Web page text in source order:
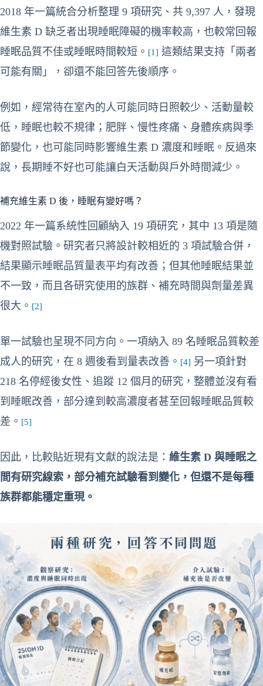
2018 年一篇統合分析整理 9 項研究、共 9,397 人，發現
維生素 D 缺乏者出現睡眠障礙的機率較高，也較常回報
睡眠品質不佳或睡眠時間較短。 [1] 這類結果支持「兩者
可能有關」，卻還不能回答先後順序。
例如，經常待在室內的人可能同時日照較少、活動量較
低，睡眠也較不規律；肥胖、慢性疼痛、身體疾病與季
節變化，也可能同時影響維生素 D 濃度和睡眠。反過來
說，長期睡不好也可能讓白天活動與戶外時間減少。
補充維生素 D 後，睡眠有變好嗎？
2022 年一篇系統性回顧納入 19 項研究，其中 13 項是隨
機對照試驗。研究者只將設計較相近的 3 項試驗合併，
結果顯示睡眠品質量表平均有改善；但其他睡眠結果並
不一致，而且各研究使用的族群、補充時間與劑量差異
很大。 [2]
單一試驗也呈現不同方向。一項納入 89 名睡眠品質較差
成人的研究，在 8 週後看到量表改善。 [4] 另一項針對
218 名停經後女性、追蹤 12 個月的研究，整體並沒有看
到睡眠改善，部分達到較高濃度者甚至回報睡眠品質較
差。 [5]
因此，比較貼近現有文獻的說法是： 維生素 D 與睡眠之
間有研究線索，部分補充試驗看到變化，但還不是每種
族群都能穩定重現。